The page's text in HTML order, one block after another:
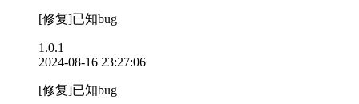
[修复]已知bug
1.0.1
2024-08-16 23:27:06
[修复]已知bug